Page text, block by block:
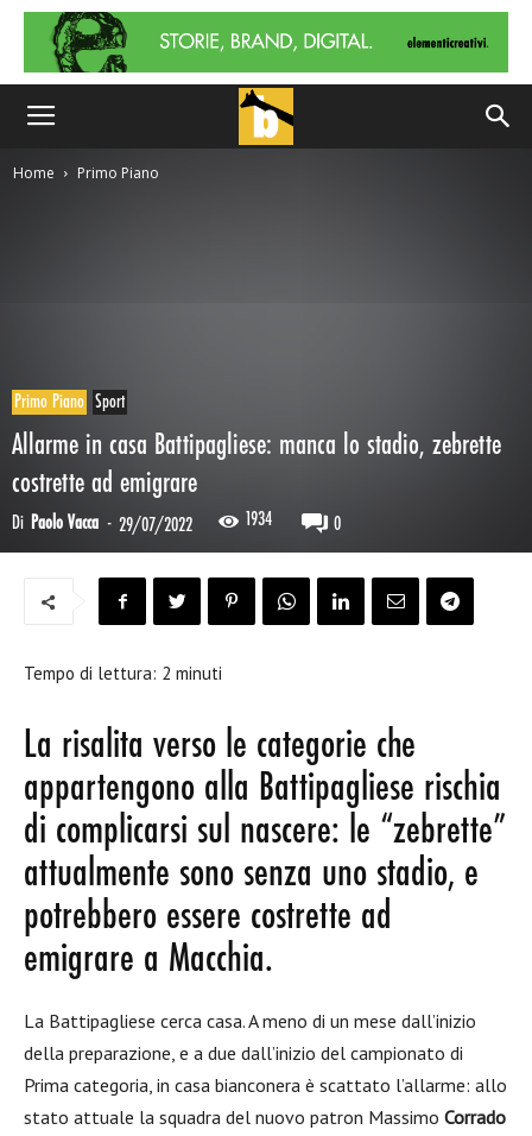
Home Primo Piano
Primo Piano Sport
Allarme in casa Battipagliese: manca lo stadio, zebrette
costrette ad emigrare
Di Paolo Vacca - 29/07/2022 1934 0
Tempo di lettura: 2 minuti
La risalita verso le categorie che
appartengono alla Battipagliese rischia
di complicarsi sul nascere: le “zebrette”
attualmente sono senza uno stadio, e
potrebbero essere costrette ad
emigrare a Macchia.
La Battipagliese cerca casa. A meno di un mese dall’inizio
della preparazione, e a due dall’inizio del campionato di
Prima categoria, in casa bianconera è scattato l’allarme: allo
stato attuale la squadra del nuovo patron Massimo Corrado